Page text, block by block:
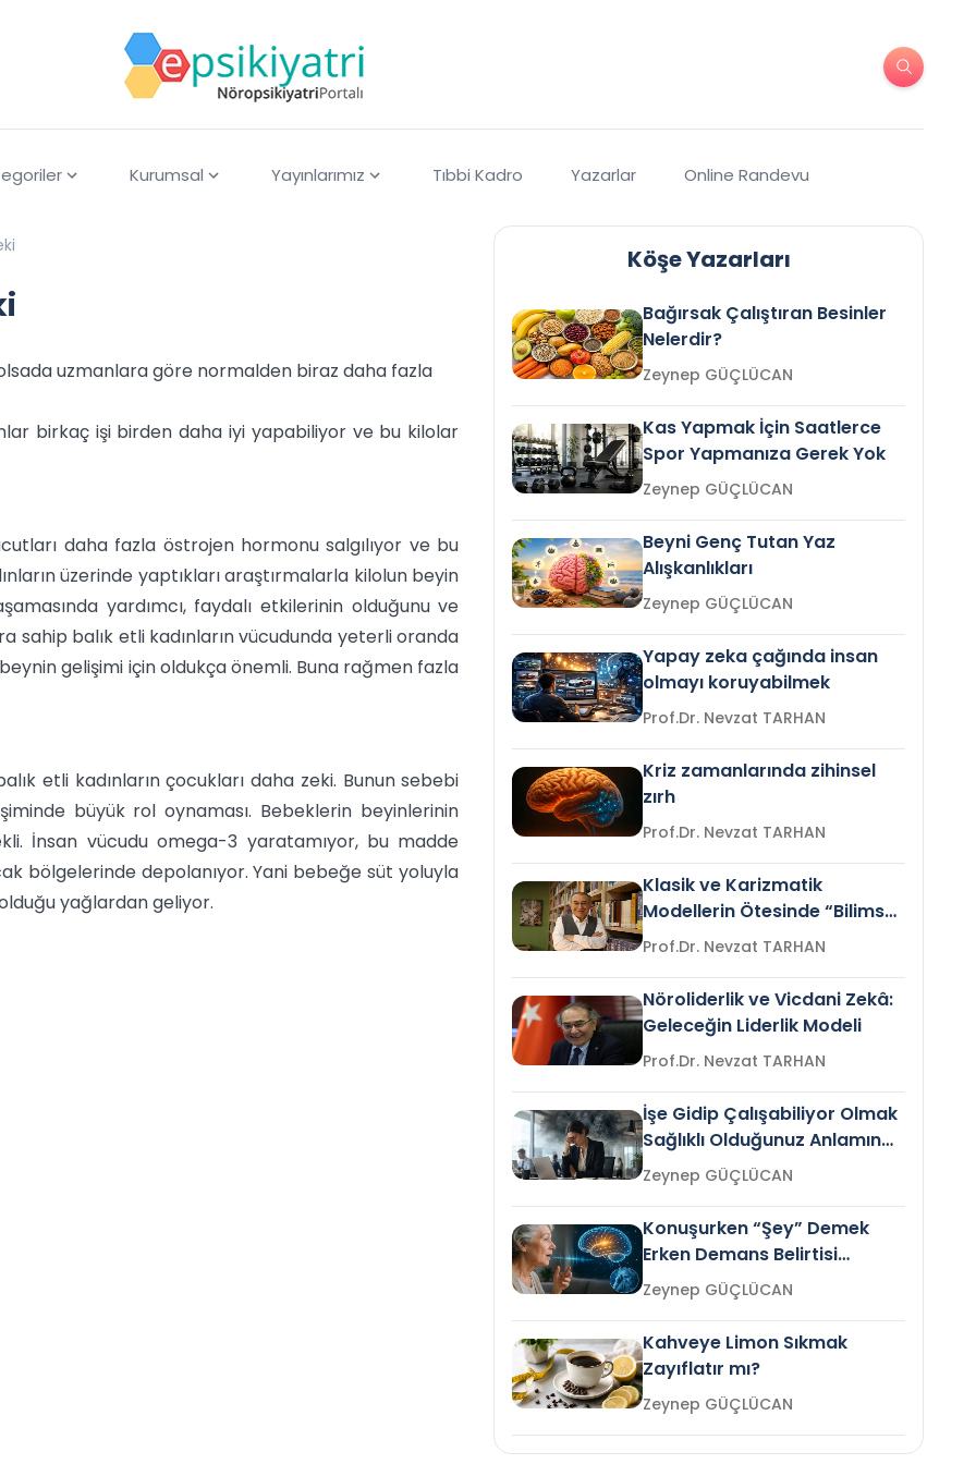
Kurumsal Yayınlarımız Tıbbi Kadro Yazarlar Online Randevu
uzmanlara göre normalden biraz daha fazla
birkaç işi birden daha iyi yapabiliyor ve bu kilolar
daha fazla östrojen hormonu salgılıyor ve bu
üzerinde yaptıkları araştırmalarla kilolun beyin
yardımcı, faydalı etkilerinin olduğunu ve
sahip balık etli kadınların vücudunda yeterli oranda
gelişimi için oldukça önemli. Buna rağmen fazla
etli kadınların çocukları daha zeki. Bunun sebebi
büyük rol oynaması. Bebeklerin beyinlerinin
İnsan vücudu omega-3 yaratamıyor, bu madde
bölgelerinde depolanıyor. Yani bebeğe süt yoluyla
yağlardan geliyor.
Köşe Yazarları
Bağırsak Çalıştıran Besinler
Nelerdir?
Zeynep GÜÇLÜCAN
Kas Yapmak İçin Saatlerce
Spor Yapmanıza Gerek Yok
Zeynep GÜÇLÜCAN
Beyni Genç Tutan Yaz
Alışkanlıkları
Zeynep GÜÇLÜCAN
Yapay zeka çağında insan
olmayı koruyabilmek
Prof.Dr. Nevzat TARHAN
Kriz zamanlarında zihinsel
zırh
Prof.Dr. Nevzat TARHAN
Klasik ve Karizmatik
Modellerin Ötesinde “Bilimsel
Liderlik”
Prof.Dr. Nevzat TARHAN
Nöroliderlik ve Vicdani Zekâ:
Geleceğin Liderlik Modeli
Prof.Dr. Nevzat TARHAN
İşe Gidip Çalışabiliyor Olmak
Sağlıklı Olduğunuz Anlamına
Gelir mi?Zeynep GÜÇLÜCAN
Konuşurken “Şey” Demek
Erken Demans Belirtisi
Olabilir mi?Zeynep GÜÇLÜCAN
Kahveye Limon Sıkmak
Zayıflatır mı?
Zeynep GÜÇLÜCAN